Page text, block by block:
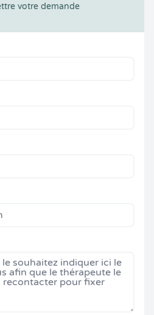
votre demande